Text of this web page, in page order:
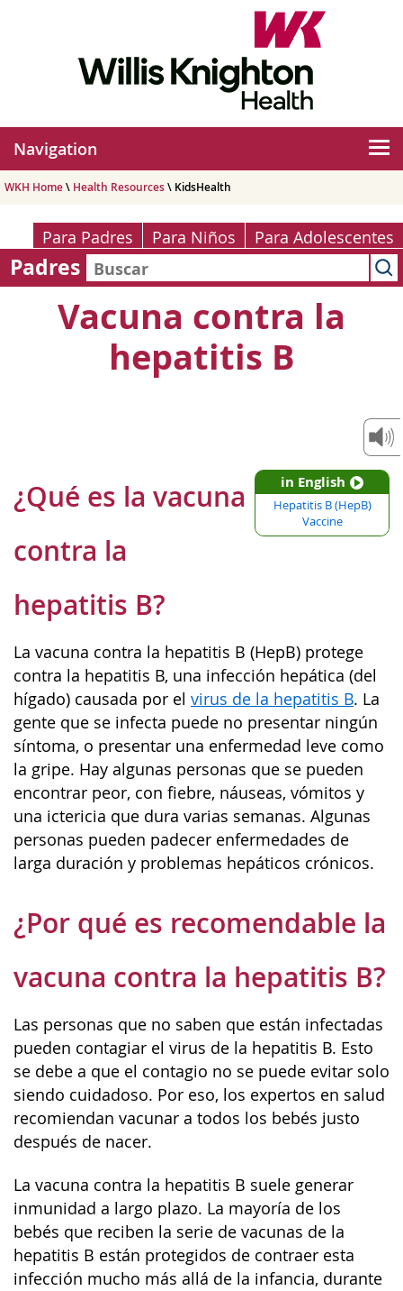
Navigation
WKH Home\ Health Resources\ KidsHealth
Para Padres Para Niños Para Adolescentes
Padres
Vacuna contra la
hepatitis B
in English
Hepatitis B (HepB)
Vaccine
¿Qué es la vacuna
contra la
hepatitis B?
La vacuna contra la hepatitis B (HepB) protege
contra la hepatitis B, una infección hepática (del
hígado) causada por el virus de la hepatitis B. La
gente que se infecta puede no presentar ningún
síntoma, o presentar una enfermedad leve como
la gripe. Hay algunas personas que se pueden
encontrar peor, con fiebre, náuseas, vómitos y
una ictericia que dura varias semanas. Algunas
personas pueden padecer enfermedades de
larga duración y problemas hepáticos crónicos.
¿Por qué es recomendable la
vacuna contra la hepatitis B?
Las personas que no saben que están infectadas
pueden contagiar el virus de la hepatitis B. Esto
se debe a que el contagio no se puede evitar solo
siendo cuidadoso. Por eso, los expertos en salud
recomiendan vacunar a todos los bebés justo
después de nacer.
La vacuna contra la hepatitis B suele generar
inmunidad a largo plazo. La mayoría de los
bebés que reciben la serie de vacunas de la
hepatitis B están protegidos de contraer esta
infección mucho más allá de la infancia, durante